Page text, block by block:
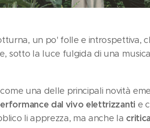
un po' folle e introspettiva,
sotto la luce fulgida di una
una delle principali novità
dal vivo elettrizzantie
li apprezza, ma anche la